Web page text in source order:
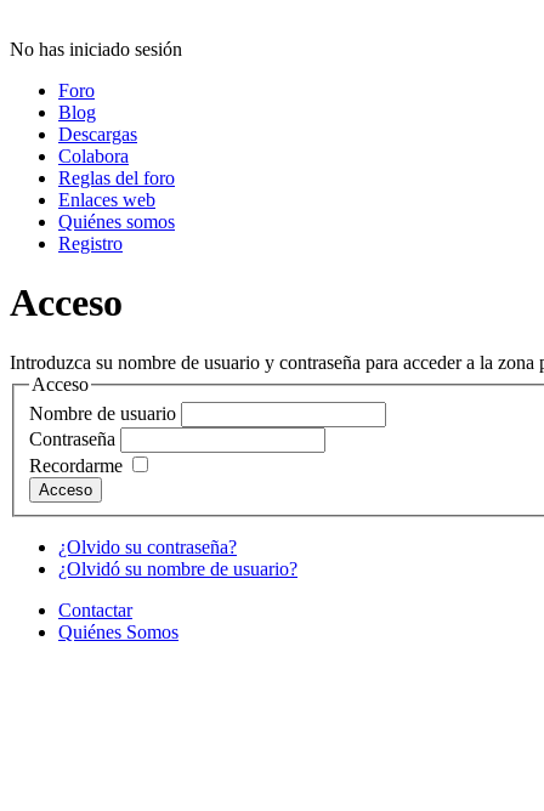
No has iniciado sesión
Foro
Blog
Descargas
Colabora
Reglas del foro
Enlaces web
Quiénes somos
Registro
Acceso
Introduzca su nombre de usuario y contraseña para acceder a la zona
Acceso
Nombre de usuario
Contraseña
Recordarme
¿Olvido su contraseña?
¿Olvidó su nombre de usuario?
Contactar
Quiénes Somos